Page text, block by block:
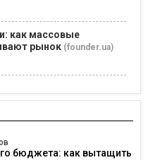
как массовые
рынок (founder.ua)
бюджета: как вытащить